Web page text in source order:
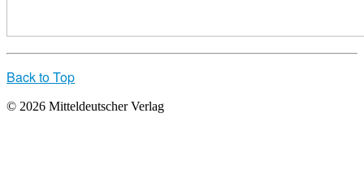
Back to Top
© 2026 Mitteldeutscher Verlag